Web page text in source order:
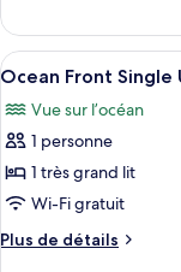
Master
Suite
Ocean
Front
Single
Use
Master
Suite
Ocean
Single
Use
Afficher
toutes
les
photos
pour
ce
type
de
6
Ocean Front Single
Vue sur l’océan
1 personne
1 très grand lit
Wi-Fi gratuit
Plus de détails
Plus